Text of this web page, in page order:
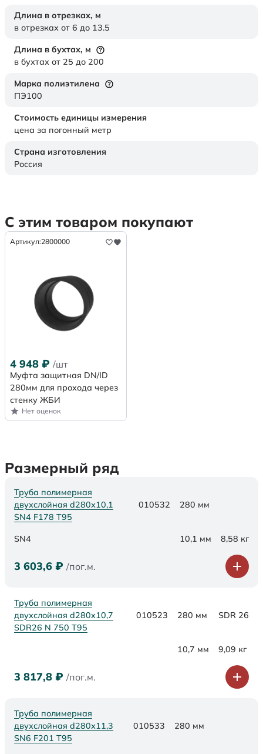
Длина в отрезках, м
в отрезках от 6 до 13.5
Длина в бухтах, м
в бухтах от 25 до 200
Марка полиэтилена
ПЭ100
Стоимость единицы измерения
цена за погонный метр
Страна изготовления
Россия
С этим товаром покупают
Артикул:2800000
4 948 ₽ /шт
Муфта защитная DN/ID
280мм для прохода через
стенку ЖБИ
Нет оценок
Размерный ряд
Труба полимерная
двухслойная d280х10,1
SN4 F178 Т95
010532 280 мм
SN4 10,1 мм 8,58 кг
3 603,6 ₽ /пог.м.
Труба полимерная
двухслойная d280x10,7
SDR26 N 750 Т95
010523 280 мм SDR 26
10,7 мм 9,09 кг
3 817,8 ₽ /пог.м.
Труба полимерная
двухслойная d280х11,3
SN6 F201 Т95
010533 280 мм